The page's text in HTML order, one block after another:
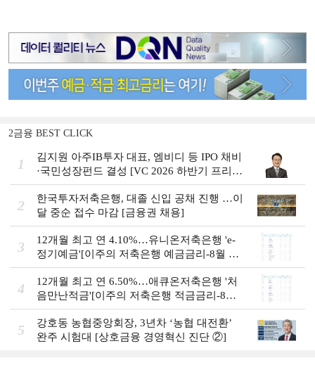
2금융 BEST CLICK
1
김지원 아주IB투자 대표, 엠비디 등 IPO 채비
·국민성장펀드 결성 [VC 2026 하반기 프리
뷰]
2
한국투자저축은행, 대졸 신입 공채 진행 …이
달 중순 접수 마감 [금융권 채용]
3
12개월 최고 연 4.10%…유니온저축은행 'e-
정기예금'[이주의 저축은행 예금금리-8월 2
주]
4
12개월 최고 연 6.50%…애큐온저축은행 '처
음만난적금'[이주의 저축은행 적금금리-8월
2주]
5
강호동 농협중앙회장, 3년차 ‘농협 대전환ʼ
완주 시험대 [상호금융 경영혁신 진단 ②]